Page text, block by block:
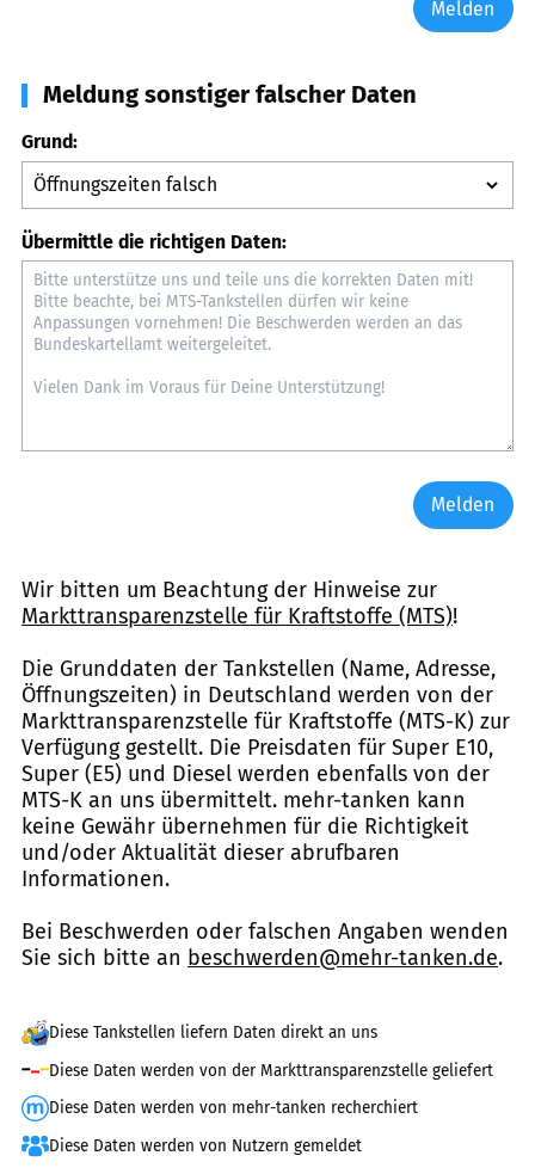
Melden
Meldung sonstiger falscher Daten
Grund:
Übermittle die richtigen Daten:
Melden
Wir bitten um Beachtung der Hinweise zur
Markttransparenzstelle für Kraftstoffe (MTS)!
Die Grunddaten der Tankstellen (Name, Adresse,
Öffnungszeiten) in Deutschland werden von der
Markttransparenzstelle für Kraftstoffe (MTS-K) zur
Verfügung gestellt. Die Preisdaten für Super E10,
Super (E5) und Diesel werden ebenfalls von der
MTS-K an uns übermittelt. mehr-tanken kann
keine Gewähr übernehmen für die Richtigkeit
und/oder Aktualität dieser abrufbaren
Informationen.
Bei Beschwerden oder falschen Angaben wenden
Sie sich bitte an beschwerden@mehr-tanken.de.
Diese Tankstellen liefern Daten direkt an uns
Diese Daten werden von der Markttransparenzstelle geliefert
Diese Daten werden von mehr-tanken recherchiert
Diese Daten werden von Nutzern gemeldet